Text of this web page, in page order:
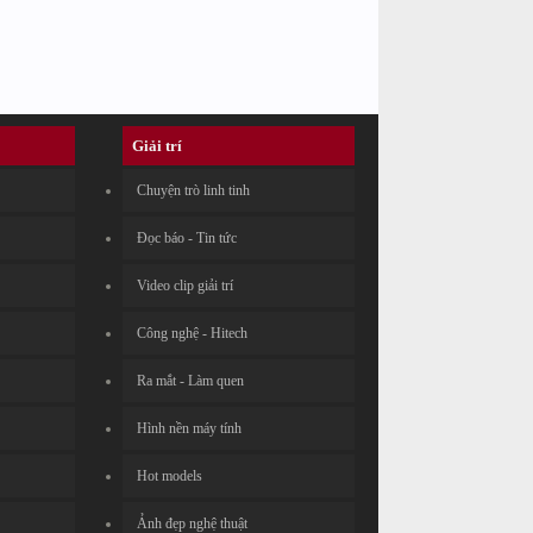
Giải trí
Chuyện trò linh tinh
Đọc báo - Tin tức
Video clip giải trí
Công nghệ - Hitech
Ra mắt - Làm quen
Hình nền máy tính
Hot models
Ảnh đẹp nghệ thuật